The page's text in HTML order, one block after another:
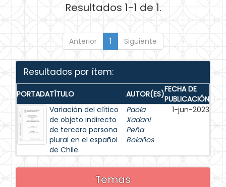
Resultados 1-1 de 1.
Anterior 1 Siguiente
Resultados por ítem:
PORTADATÍTULO AUTOR(ES)FECHA DE
PUBLICACIÓN
Variación del clítico
de objeto indirecto
de tercera persona
plural en el español
de Chile.
Paola
Xadani
Peña
Bolaños
1-jun-2023
Temas